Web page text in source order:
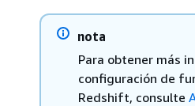
nota
Para obtener más
configuración de
Redshift, consulte